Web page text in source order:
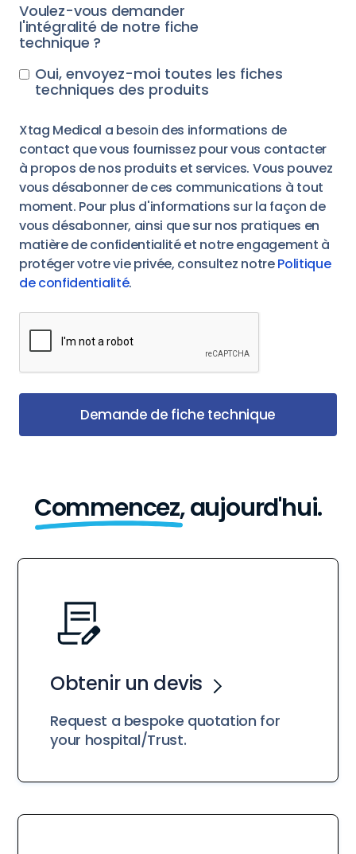
Voulez-vous demander
l'intégralité de notre fiche
technique ?
Oui, envoyez-moi toutes les fiches
techniques des produits
Xtag Medical a besoin des informations de
contact que vous fournissez pour vous contacter
à propos de nos produits et services. Vous pouvez
vous désabonner de ces communications à tout
moment. Pour plus d'informations sur la façon de
vous désabonner, ainsi que sur nos pratiques en
matière de confidentialité et notre engagement à
protéger votre vie privée, consultez notrePolitique
de confidentialité.
Commencez,aujourd'hui.
Obtenir un devis
Request a bespoke quotation for
your hospital/Trust.